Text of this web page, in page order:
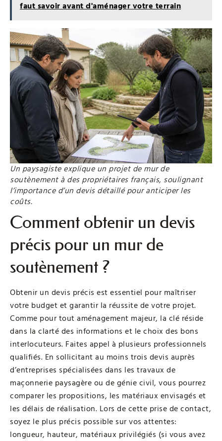
faut savoir avant d'aménager votre terrain
Un paysagiste explique un projet de mur de
soutènement à des propriétaires français, soulignant
l’importance d’un devis détaillé pour anticiper les
coûts.
Comment obtenir un devis
précis pour un mur de
soutènement ?
Obtenir un devis précis est essentiel pour maîtriser
votre budget et garantir la réussite de votre projet.
Comme pour tout aménagement majeur, la clé réside
dans la clarté des informations et le choix des bons
interlocuteurs. Faites appel à plusieurs professionnels
qualifiés. En sollicitant au moins trois devis auprès
d’entreprises spécialisées dans les travaux de
maçonnerie paysagère ou de génie civil, vous pourrez
comparer les propositions, les matériaux envisagés et
les délais de réalisation. Lors de cette prise de contact,
soyez le plus précis possible sur vos attentes:
longueur, hauteur, matériaux privilégiés (si vous avez